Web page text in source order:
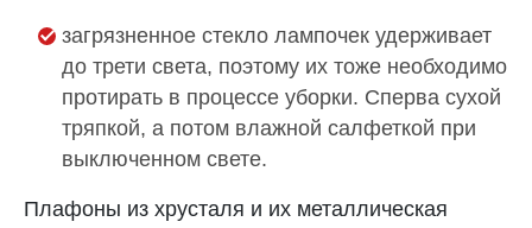
загрязненное стекло лампочек удерживает
до трети света, поэтому их тоже необходимо
протирать в процессе уборки. Сперва сухой
тряпкой, а потом влажной салфеткой при
выключенном свете.
Плафоны из хрусталя и их металлическая